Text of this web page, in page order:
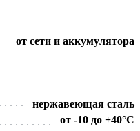
от сети и аккумулятора
нержавеющая сталь
от -10 до +40°C